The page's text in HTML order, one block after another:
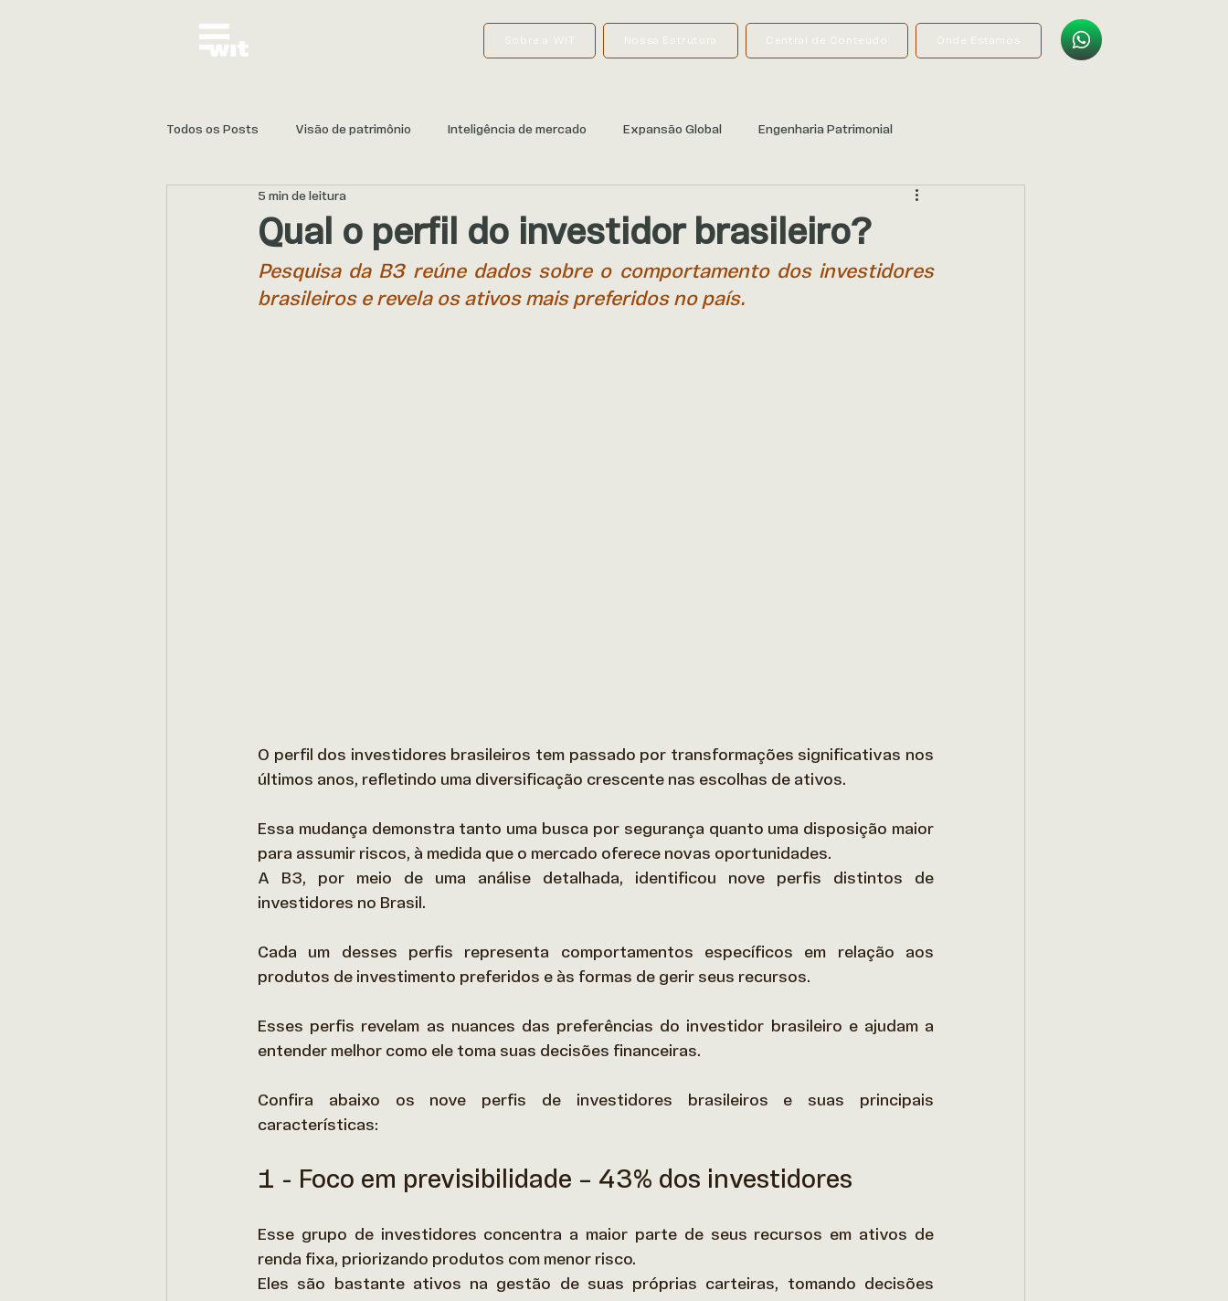
Sobre a WIT Nossa Estrutura Central de Conteúdo Onde Estamos
Todos os Posts Visão de patrimônio Inteligência de mercado Expansão Global Engenharia Patrimonial
Proteção e Continuidade
Qual o perfil do investidor brasileiro?
5 min de leitura
Pesquisa da B3 reúne dados sobre o comportamento dos investidores
brasileiros e revela os ativos mais preferidos no país.
O perfil dos investidores brasileiros tem passado por transformações significativas nos
últimos anos, refletindo uma diversificação crescente nas escolhas de ativos.
Essa mudança demonstra tanto uma busca por segurança quanto uma disposição maior
para assumir riscos, à medida que o mercado oferece novas oportunidades.
A B3, por meio de uma análise detalhada, identificou nove perfis distintos de
investidores no Brasil.
Cada um desses perfis representa comportamentos específicos em relação aos
produtos de investimento preferidos e às formas de gerir seus recursos.
Esses perfis revelam as nuances das preferências do investidor brasileiro e ajudam a
entender melhor como ele toma suas decisões financeiras.
Confira abaixo os nove perfis de investidores brasileiros e suas principais
características:
1 - Foco em previsibilidade – 43% dos investidores
Esse grupo de investidores concentra a maior parte de seus recursos em ativos de
renda fixa, priorizando produtos com menor risco.
Eles são bastante ativos na gestão de suas próprias carteiras, tomando decisões